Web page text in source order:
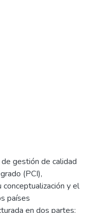
gestión de calidad
(PCI),
conceptualización y el
países
en dos partes: